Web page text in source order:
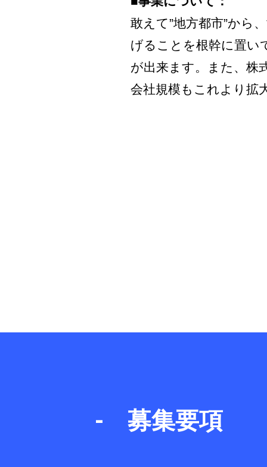
敢えて”地方都市”から
げることを根幹に置い
が出来ます。また、株
会社規模もこれより拡
- 募集要項